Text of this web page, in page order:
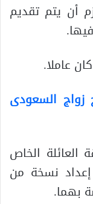
أن يتم تقديم
عاملا.
زواج السعودى
الخاص
نسخة من
بهما.